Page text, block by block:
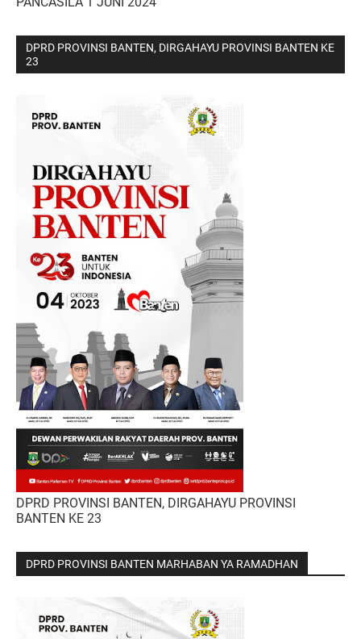
DPRD PROVINSI BANTEN, DIRGAHAYU PROVINSI BANTEN KE
23
DPRD PROVINSI BANTEN, DIRGAHAYU PROVINSI
BANTEN KE 23
DPRD PROVINSI BANTEN MARHABAN YA RAMADHAN